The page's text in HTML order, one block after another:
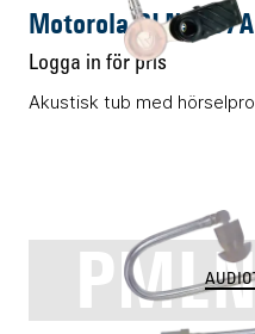
Motorola RLN5887A
Logga in för pris
Akustisk tub med